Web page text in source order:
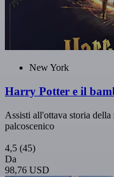
New York
Harry Potter e il
Assisti all'ottava storia
palcoscenico
4,5 (45)
Da
98,76 USD